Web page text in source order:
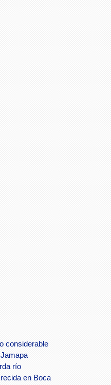
considerable
río
en Boca